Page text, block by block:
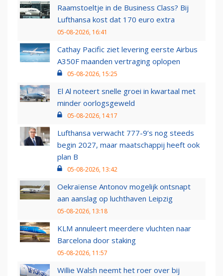
Raamstoeltje in de Business Class? Bij
Lufthansa kost dat 170 euro extra
05-08-2026, 16:41
Cathay Pacific ziet levering eerste Airbus
A350F maanden vertraging oplopen
05-08-2026, 15:25
El Al noteert snelle groei in kwartaal met
minder oorlogsgeweld
05-08-2026, 14:17
Lufthansa verwacht 777-9’s nog steeds
begin 2027, maar maatschappij heeft ook
plan B
05-08-2026, 13:42
Oekraïense Antonov mogelijk ontsnapt
aan aanslag op luchthaven Leipzig
05-08-2026, 13:18
KLM annuleert meerdere vluchten naar
Barcelona door staking
05-08-2026, 11:57
Willie Walsh neemt het roer over bij